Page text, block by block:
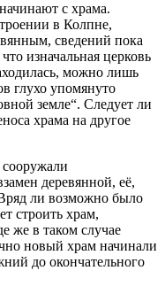
с храма.
в Колпне,
сведений пока
изначальная церковь
можно лишь
глухо упомянуто
земле“. Следует ли
храма на другое
деревянной, её,
ли возможно было
строить храм,
же в таком случае
новый храм начинали
до окончательного